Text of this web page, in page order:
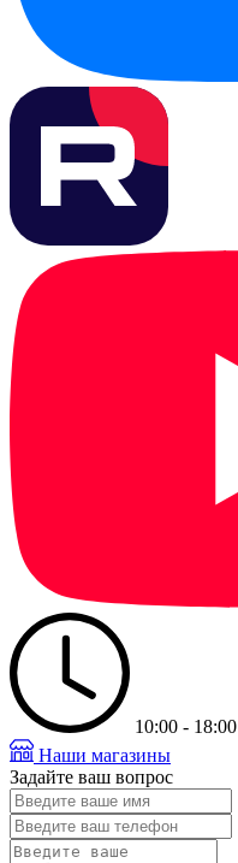
10:00 - 18:00
Наши магазины
Задайте ваш вопрос